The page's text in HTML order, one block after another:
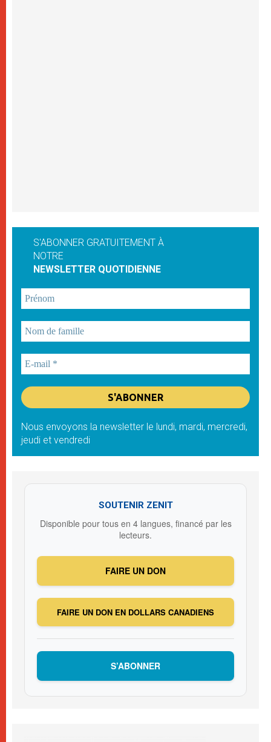
S'ABONNER GRATUITEMENT À
NOTRE
NEWSLETTER QUOTIDIENNE
Nous envoyons la newsletter le lundi, mardi, mercredi,
jeudi et vendredi
SOUTENIR ZENIT
Disponible pour tous en 4 langues, financé par les
lecteurs.
FAIRE UN DON
FAIRE UN DON EN DOLLARS CANADIENS
S’ABONNER